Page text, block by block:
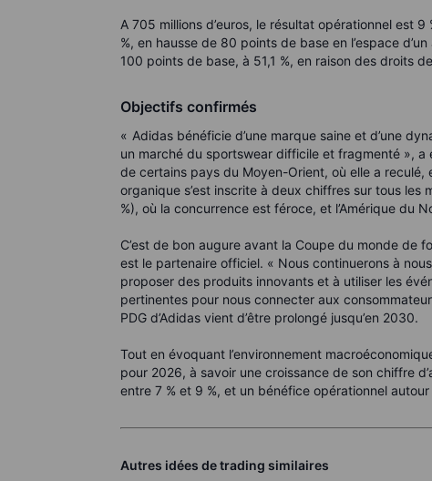
A 705 millions d’euros, le résultat opérationnel est
%, en hausse de 80 points de base en l’espace
100 points de base, à 51,1 %, en raison des droits
Objectifs confirmés
« Adidas bénéficie d’une marque saine et d’une
un marché du sportswear difficile et fragmenté », a
de certains pays du Moyen-Orient, où elle a reculé,
organique s’est inscrite à deux chiffres sur tous les
%), où la concurrence est féroce, et l’Amérique du
C’est de bon augure avant la Coupe du monde de
est le partenaire officiel. « Nous continuerons à
proposer des produits innovants et à utiliser les
pertinentes pour nous connecter aux
PDG d’Adidas vient d’être prolongé jusqu’en 2030.
Tout en évoquant l’environnement
pour 2026, à savoir une croissance de son chiffre
entre 7 % et 9 %, et un bénéfice opérationnel autour
Autres idées de trading similaires